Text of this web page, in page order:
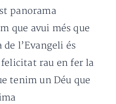
panorama
que avui més que
l’Evangeli és
rau en fer la
tenim un Déu que